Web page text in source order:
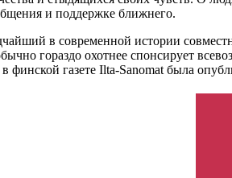
и поддержке ближнего.
в современной истории
гораздо охотнее спонсирует
в финской газете Ilta-Sanomat была